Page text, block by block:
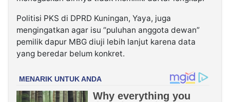
Politisi PKS di DPRD Kuningan, Yaya, juga
mengingatkan agar isu “puluhan anggota dewan”
pemilik dapur MBG diuji lebih lanjut karena data
yang beredar belum konkret.